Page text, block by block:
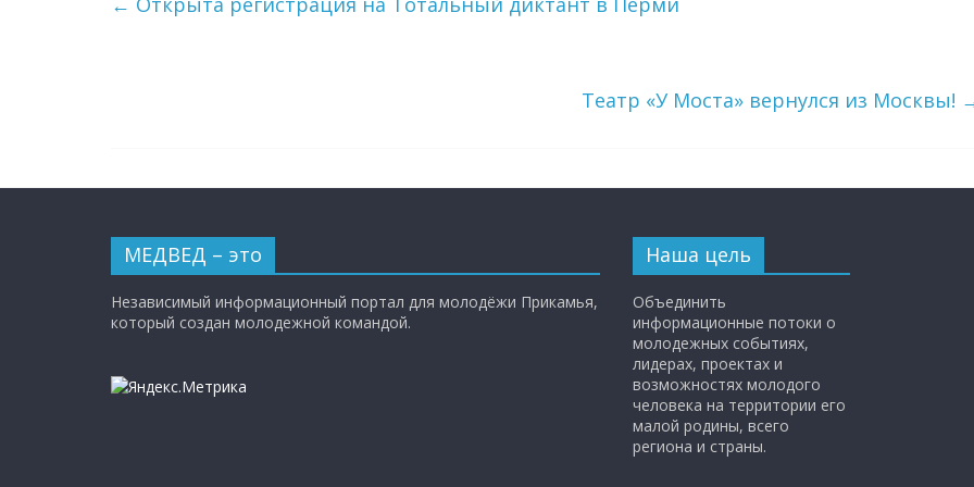
Театр «У Моста» вернулся из Москвы!
МЕДВЕД – это
Независимый информационный портал для молодёжи Прикамья,
который создан молодежной командой.
Наша цель
Объединить
информационные потоки о
молодежных событиях,
лидерах, проектах и
возможностях молодого
человека на территории его
малой родины, всего
региона и страны.